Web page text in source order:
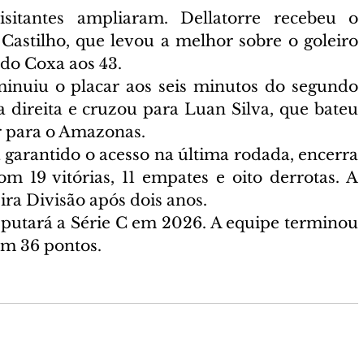
ampliaram. Dellatorre recebeu o
que levou a melhor sobre o goleiro
Coxa aos 43.
o placar aos seis minutos do segundo
direita e cruzou para Luan Silva, que bateu
o Amazonas.
o acesso na última rodada, encerra
19 vitórias, 11 empates e oito derrotas. A
Divisão após dois anos.
a Série C em 2026. A equipe terminou
36 pontos.